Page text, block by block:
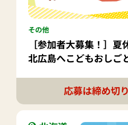
その他
［参加者大募集！］
北広島へこどもおしご
応募は締め切